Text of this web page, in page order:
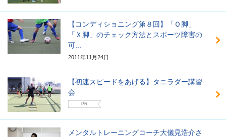
【コンディショニング第８回】「Ｏ脚」
「Ｘ脚」のチェック方法とスポーツ障害の
可...
2011年11月24日
【初速スピードをあげる】タニラダー講習
会
PR
メンタルトレーニングコーチ大儀見浩介さ